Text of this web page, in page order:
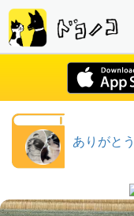
ありがとう